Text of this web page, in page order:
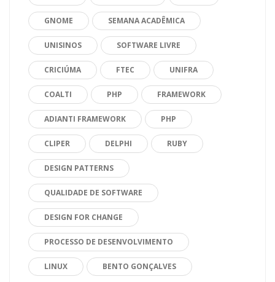
GNOME SEMANA ACADÊMICA
UNISINOS SOFTWARE LIVRE
CRICIÚMA FTEC UNIFRA
COALTI PHP FRAMEWORK
ADIANTI FRAMEWORK PHP
CLIPER DELPHI RUBY
DESIGN PATTERNS
QUALIDADE DE SOFTWARE
DESIGN FOR CHANGE
PROCESSO DE DESENVOLVIMENTO
LINUX BENTO GONÇALVES